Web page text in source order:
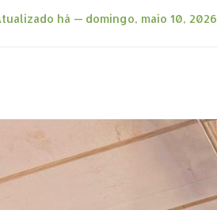
há — domingo, maio 10, 2026